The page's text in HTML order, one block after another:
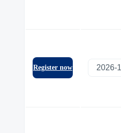
Register now